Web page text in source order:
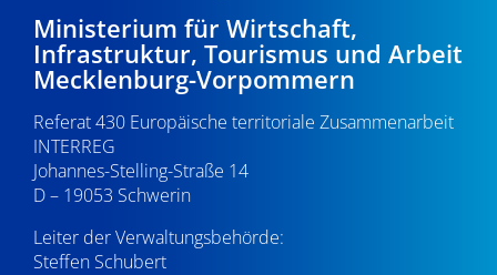
Ministerium für Wirtschaft,
Infrastruktur, Tourismus und Arbeit
Mecklenburg-Vorpommern
Referat 430 Europäische territoriale Zusammenarbeit
INTERREG
Johannes-Stelling-Straße 14
D – 19053 Schwerin
Leiter der Verwaltungsbehörde:
Steffen Schubert